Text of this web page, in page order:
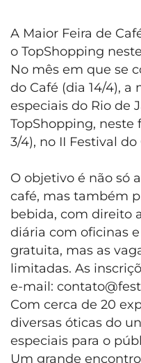
A Maior Feira de
o TopShopping
No mês em que se
do Café (dia 14/4), a
especiais do Rio de
TopShopping, neste
3/4), no II Festival
O objetivo é não só
café, mas também
bebida, com direito
diária com oficinas
gratuita, mas as
limitadas. As
e-mail:
Com cerca de 20
diversas óticas do
especiais para o
Um grande